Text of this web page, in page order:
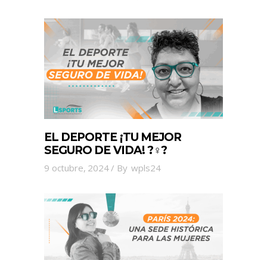
EL DEPORTE ¡TU MEJOR
SEGURO DE VIDA! ?‍♀️?
9 octubre, 2024 By wpls24